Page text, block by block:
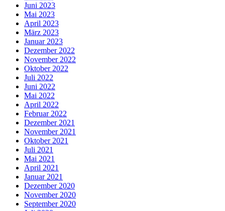
Juni 2023
Mai 2023
April 2023
März 2023
Januar 2023
Dezember 2022
November 2022
Oktober 2022
Juli 2022
Juni 2022
Mai 2022
April 2022
Februar 2022
Dezember 2021
November 2021
Oktober 2021
Juli 2021
Mai 2021
April 2021
Januar 2021
Dezember 2020
November 2020
September 2020